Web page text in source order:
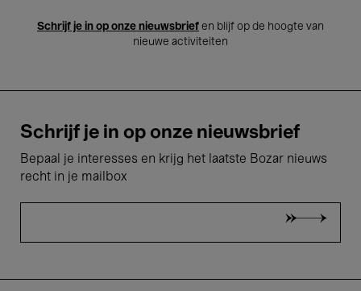
Schrijf je in op onze nieuwsbrief en blijf op de hoogte van
nieuwe activiteiten
Schrijf je in op onze nieuwsbrief
Bepaal je interesses en krijg het laatste Bozar nieuws
recht in je mailbox